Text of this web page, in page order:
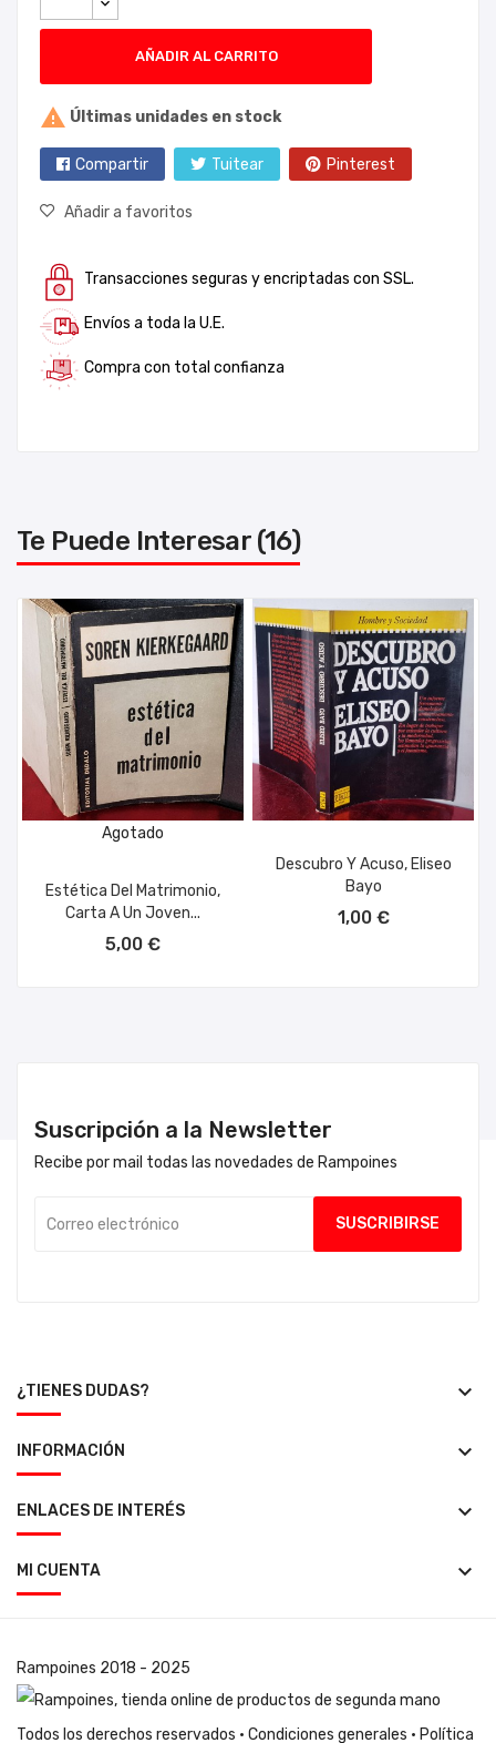
AÑADIR AL CARRITO
 Últimas unidades en stock
Compartir Tuitear Pinterest
Añadir a favoritos
Transacciones seguras y encriptadas con SSL.
Envíos a toda la U.E.
Compra con total confianza
Te Puede Interesar (16)
Agotado
Estética Del Matrimonio,
Carta A Un Joven...
5,00 €
Descubro Y Acuso, Eliseo
Bayo
1,00 €
Suscripción a la Newsletter
Recibe por mail todas las novedades de Rampoines
¿TIENES DUDAS? keyboard_arrow_down
INFORMACIÓN keyboard_arrow_down
ENLACES DE INTERÉS keyboard_arrow_down
MI CUENTA keyboard_arrow_down
Rampoines 2018 - 2025
Todos los derechos reservados · Condiciones generales · Política